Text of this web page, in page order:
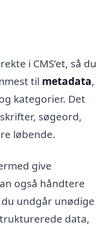
i CMS’et, så du
til metadata,
kategorier. Det
søgeord,
løbende.
give
også håndtere
undgår unødige
data,